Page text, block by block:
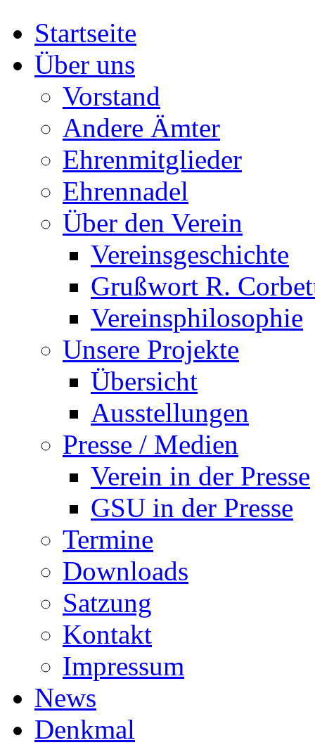
Startseite
Über uns
Vorstand
Andere Ämter
Ehrenmitglieder
Ehrennadel
Über den Verein
Vereinsgeschichte
Grußwort R.
Vereinsphilosophie
Unsere Projekte
Übersicht
Ausstellungen
Presse / Medien
Verein in der Presse
GSU in der Presse
Termine
Downloads
Satzung
Kontakt
Impressum
News
Denkmal